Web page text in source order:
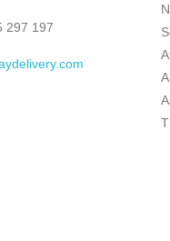
297 197